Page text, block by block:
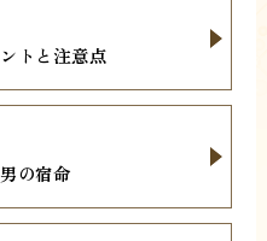
トと注意点
の宿命